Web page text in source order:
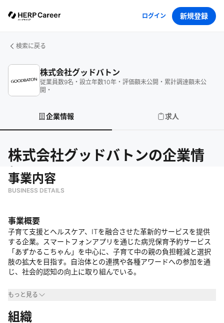
ログイン 新規登録
検索に戻る
株式会社グッドバトン
従業員数9名 ・ 設立年数10年 ・ 評価額未公開 ・ 累計調達額未公
開 ・
企業情報 求人
株式会社グッドバトンの企業情
報
事業内容
BUSINESS DETAILS
事業概要
子育て支援とヘルスケア、ITを融合させた革新的サービスを提供
する企業。スマートフォンアプリを通じた病児保育予約サービス
「あずかるこちゃん」を中心に、子育て中の親の負担軽減と選択
肢の拡大を目指す。自治体との連携や各種アワードへの参加を通
じ、社会的認知の向上に取り組んでいる。
事業領域
・子育て支援業界
もっと見る
組織